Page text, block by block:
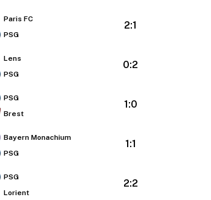
Paris FC
PSG
2:1
Lens
PSG
0:2
PSG
Brest
1:0
Bayern Monachium
PSG
1:1
PSG
Lorient
2:2